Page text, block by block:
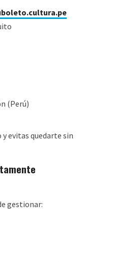
(Perú)
evitas quedarte sin
gestionar: